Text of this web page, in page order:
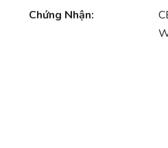
Chứng Nhận: